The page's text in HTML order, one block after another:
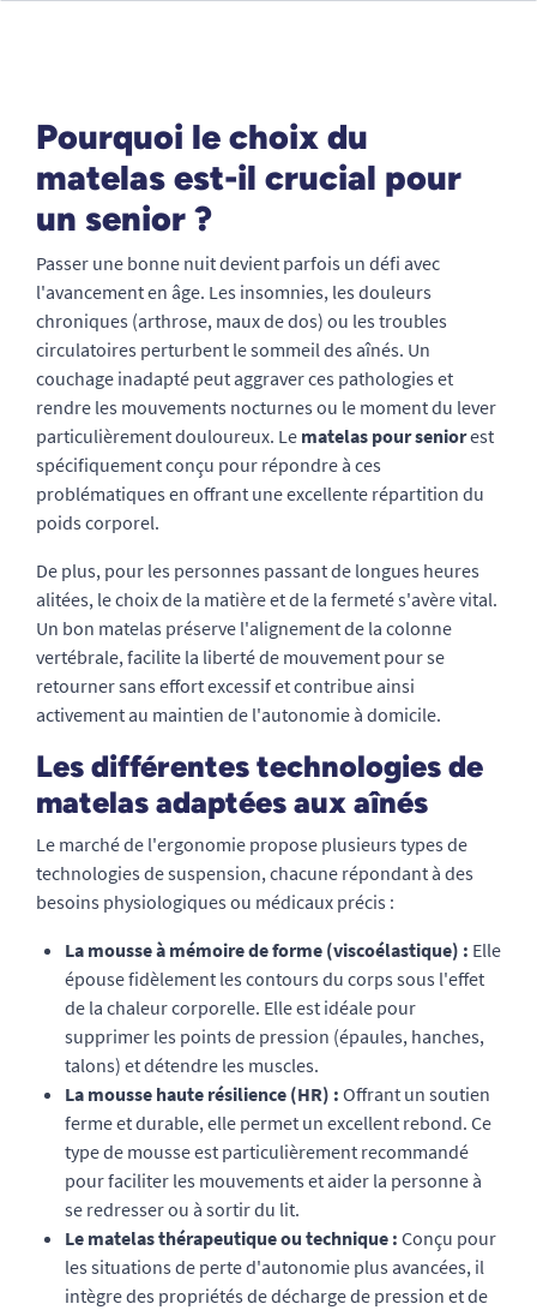
Pourquoi le choix du
matelas est-il crucial pour
un senior ?
Passer une bonne nuit devient parfois un défi avec
l'avancement en âge. Les insomnies, les douleurs
chroniques (arthrose, maux de dos) ou les troubles
circulatoires perturbent le sommeil des aînés. Un
couchage inadapté peut aggraver ces pathologies et
rendre les mouvements nocturnes ou le moment du lever
particulièrement douloureux. Le matelas pour seniorest
spécifiquement conçu pour répondre à ces
problématiques en offrant une excellente répartition du
poids corporel.
De plus, pour les personnes passant de longues heures
alitées, le choix de la matière et de la fermeté s'avère vital.
Un bon matelas préserve l'alignement de la colonne
vertébrale, facilite la liberté de mouvement pour se
retourner sans effort excessif et contribue ainsi
activement au maintien de l'autonomie à domicile.
Les différentes technologies de
matelas adaptées aux aînés
Le marché de l'ergonomie propose plusieurs types de
technologies de suspension, chacune répondant à des
besoins physiologiques ou médicaux précis :
La mousse à mémoire de forme (viscoélastique) : Elle
épouse fidèlement les contours du corps sous l'effet
de la chaleur corporelle. Elle est idéale pour
supprimer les points de pression (épaules, hanches,
talons) et détendre les muscles.
La mousse haute résilience (HR) : Offrant un soutien
ferme et durable, elle permet un excellent rebond. Ce
type de mousse est particulièrement recommandé
pour faciliter les mouvements et aider la personne à
se redresser ou à sortir du lit.
Le matelas thérapeutique ou technique : Conçu pour
les situations de perte d'autonomie plus avancées, il
intègre des propriétés de décharge de pression et de